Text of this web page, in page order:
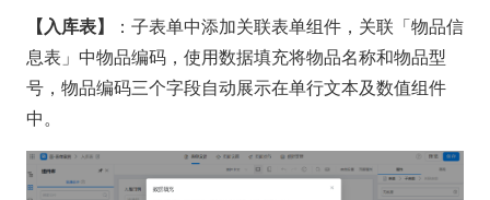
【入库表】
：子表单中添加关联表单组件，关联「物品信
息表」中物品编码，使用数据填充将物品名称和物品型
号，物品编码三个字段自动展示在单行文本及数值组件
中。